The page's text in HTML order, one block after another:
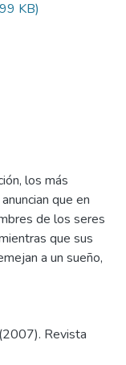
KB)
los más
que en
de los seres
que sus
a un sueño,
Revista